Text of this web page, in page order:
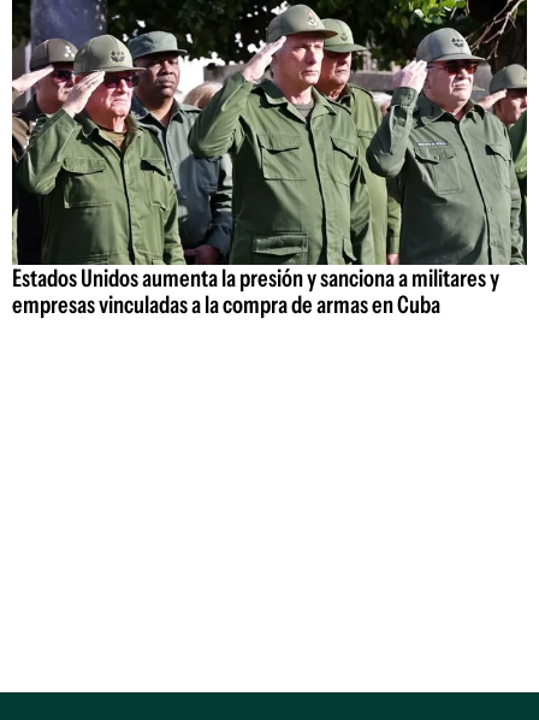
Estados Unidos aumenta la presión y sanciona a militares y
empresas vinculadas a la compra de armas en Cuba